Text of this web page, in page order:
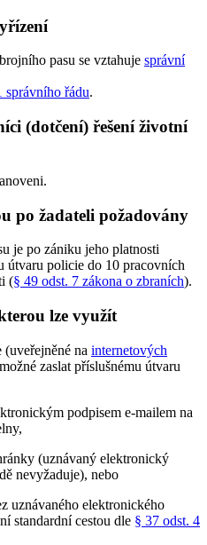
pasu se vztahuje správní
správního řádu.
(dotčení) řešení životní
po žadateli požadovány
je po zániku jeho platnosti
útvaru policie do 10 pracovních
(§ 49 odst. 7 zákona o zbraních).
lze využít
na internetových
zaslat příslušnému útvaru
podpisem e-mailem na
(uznávaný elektronický
nevyžaduje), nebo
uznávaného elektronického
standardní cestou dle § 37 odst. 4